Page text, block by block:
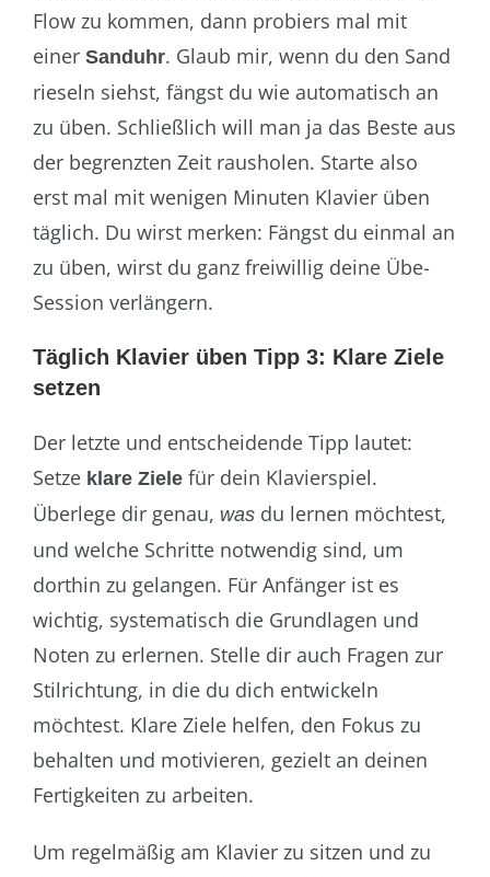
Flow zu kommen, dann probiers mal mit
einer Sanduhr. Glaub mir, wenn du den Sand
rieseln siehst, fängst du wie automatisch an
zu üben. Schließlich will man ja das Beste aus
der begrenzten Zeit rausholen. Starte also
erst mal mit wenigen Minuten Klavier üben
täglich. Du wirst merken: Fängst du einmal an
zu üben, wirst du ganz freiwillig deine Übe-
Session verlängern.
Täglich Klavier üben Tipp 3: Klare Ziele
setzen
Der letzte und entscheidende Tipp lautet:
Setze klare Ziele für dein Klavierspiel.
Überlege dir genau, was du lernen möchtest,
und welche Schritte notwendig sind, um
dorthin zu gelangen. Für Anfänger ist es
wichtig, systematisch die Grundlagen und
Noten zu erlernen. Stelle dir auch Fragen zur
Stilrichtung, in die du dich entwickeln
möchtest. Klare Ziele helfen, den Fokus zu
behalten und motivieren, gezielt an deinen
Fertigkeiten zu arbeiten.
Um regelmäßig am Klavier zu sitzen und zu